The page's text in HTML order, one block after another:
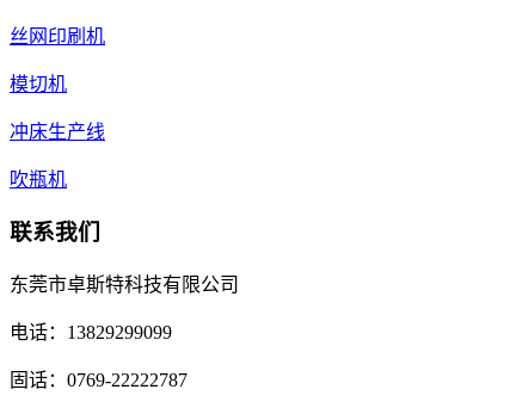
丝网印刷机
模切机
冲床生产线
吹瓶机
联系我们
东莞市卓斯特科技有限公司
电话：13829299099
固话：0769-22222787